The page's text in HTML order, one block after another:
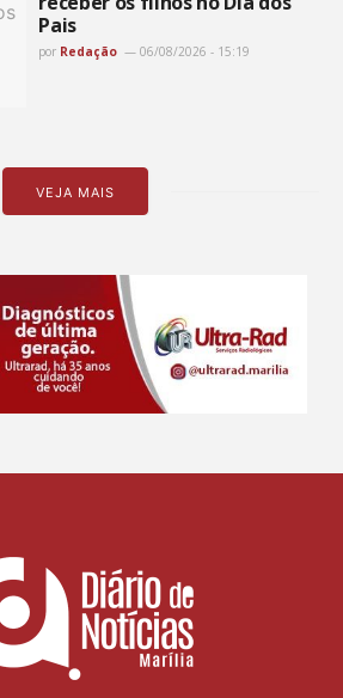
Pais
por Redação 06/08/2026 - 15:19
VEJA MAIS